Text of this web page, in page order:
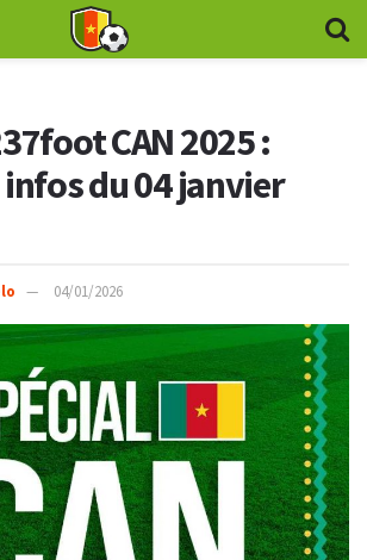
CAN 2025 :
du 04 janvier
04/01/2026